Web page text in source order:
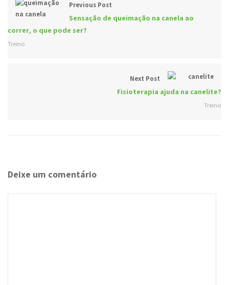
Previous Post
Sensação de queimação na canela ao
correr, o que pode ser?
Treino
Next Post
Fisioterapia ajuda na canelite?
Treino
Deixe um comentário